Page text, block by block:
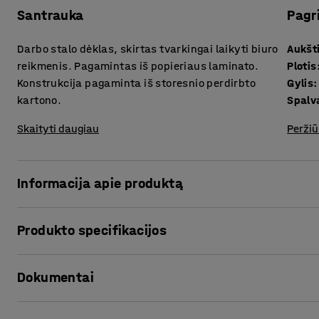
Santrauka
Darbo stalo dėklas, skirtas tvarkingai laikyti biuro
reikmenis. Pagamintas iš popieriaus laminato.
Konstrukcija pagaminta iš storesnio perdirbto
kartono.
Skaityti daugiau
Plotis:
Gylis:
Informacija apie produktą
trijų skirtingo dydžio skyrių, yra vietos rašymo
Produkto specifikacijos
Plotis: 330 mm
Dokumentai